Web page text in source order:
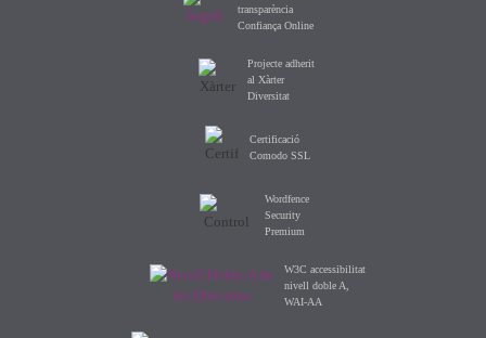
transparència
Confiança Online
Projecte adherit
al Xàrter
Diversitat
Certificació
Comodo SSL
Wordfence
Security
Premium
W3C accessibilitat
nivell doble A,
WAI-AA